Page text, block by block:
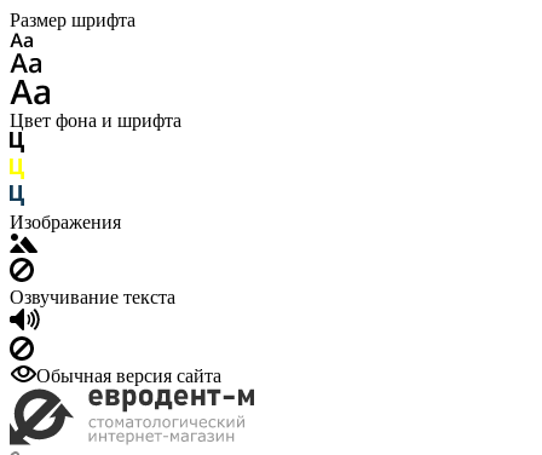
Размер шрифта
Цвет фона и шрифта
Изображения
Озвучивание текста
Обычная версия сайта